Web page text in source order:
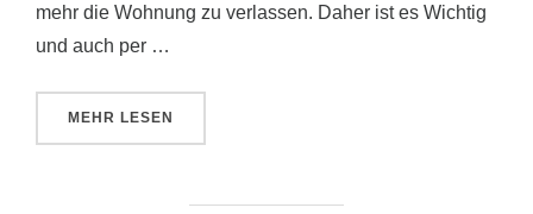
mehr die Wohnung zu verlassen. Daher ist es Wichtig
und auch per …
MEHR ÜBER „RAUCHMELDER RETTEN LEBEN“
LESEN